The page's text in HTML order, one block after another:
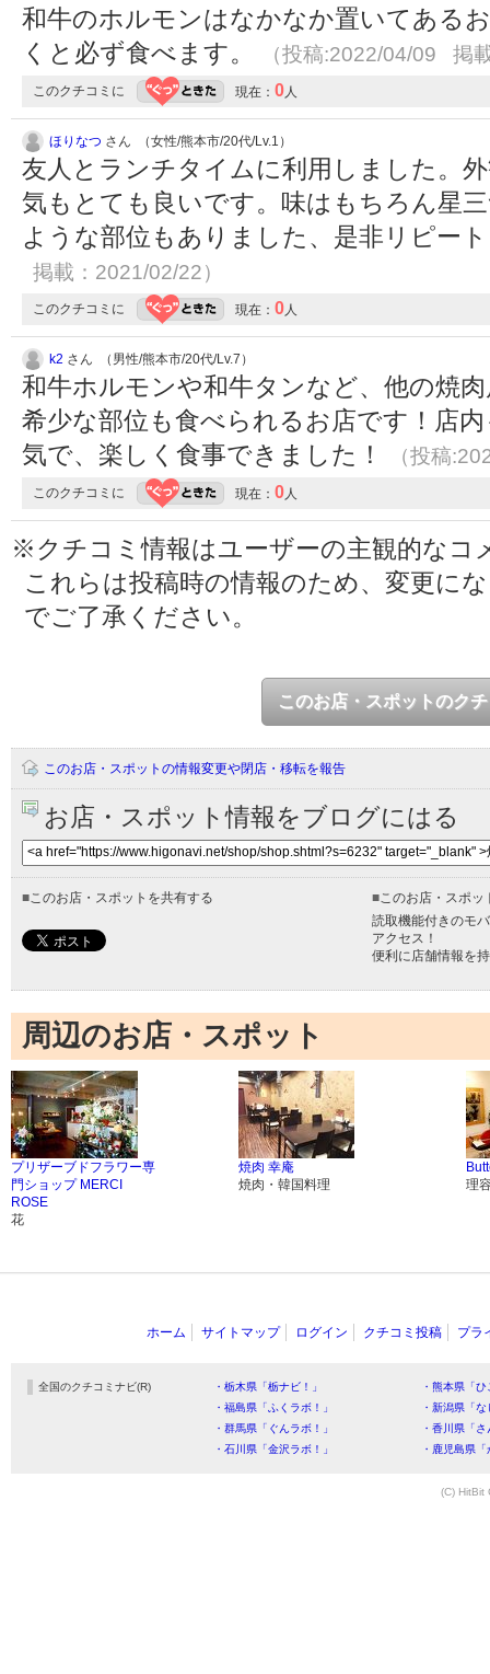
和牛のホルモンはなかなか置いてある
くと必ず食べます。
（投稿:2022/04/09 掲
このクチコミに 現在： 0 人
ほりなつ さん （女性/熊本市/20代/Lv.1）
友人とランチタイムに利用しました。
気もとても良いです。味はもちろん星
ような部位もありました、是非リピー
掲載：2021/02/22）
このクチコミに 現在： 0 人
k2 さん （男性/熊本市/20代/Lv.7）
和牛ホルモンや和牛タンなど、他の焼
希少な部位も食べられるお店です！店
気で、楽しく食事できました！
（投稿
このクチコミに 現在： 0 人
※クチコミ情報はユーザーの主観的なコ
これらは投稿時の情報のため、変更に
でご了承ください。
このお店・スポットのク
このお店・スポットの情報変更や閉店・移転を報告
お店・スポット情報をブログにはる
■ このお店・スポットを共有する ■ このお店・スポ
読取機能付きのモ
アクセス！
便利に店舗情報を
周辺のお店・スポット
プリザーブドフラワー専
門ショップ MERCI
ROSE
花
焼肉 幸庵
焼肉・韓国料理
理
ホーム サイトマップ ログイン クチコミ投稿 プラ
全国のクチコミナビ(R) ・栃木県「栃ナビ！」
・熊本県「
・福島県「ふくラボ！」
・新潟県「
・群馬県「ぐんラボ！」
・香川県「
・石川県「金沢ラボ！」
・鹿児島県
(C) HitBit